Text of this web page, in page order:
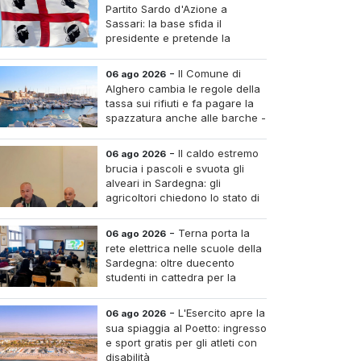
Partito Sardo d'Azione a
Sassari: la base sfida il
presidente e pretende la
06 ago 2026 - Il Comune di
Alghero cambia le regole della
tassa sui rifiuti e fa pagare la
spazzatura anche alle barche -
06 ago 2026 - Il caldo estremo
brucia i pascoli e svuota gli
alveari in Sardegna: gli
agricoltori chiedono lo stato di
06 ago 2026 - Terna porta la
rete elettrica nelle scuole della
Sardegna: oltre duecento
studenti in cattedra per la
06 ago 2026 - L'Esercito apre la
sua spiaggia al Poetto: ingresso
e sport gratis per gli atleti con
disabilità